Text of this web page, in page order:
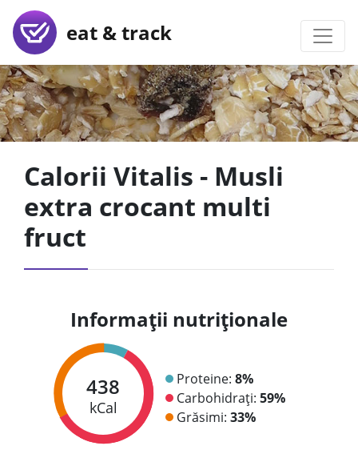
eat & track
Calorii Vitalis - Musli
extra crocant multi
fruct
Informații nutriționale
438
kCal
Proteine: 8%
Carbohidrați: 59%
Grăsimi: 33%